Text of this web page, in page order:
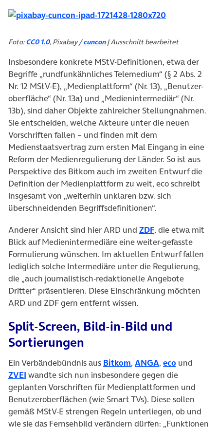
Foto:CC0 1.0, Pixabay /cuncon| Ausschnitt bearbeitet
Insbesondere konkrete MStV-Definitionen, etwa der
Begriffe „rundfunkähnliches Telemedium“ (§ 2 Abs. 2
Nr. 12 MStV-E), „Medienplattform“ (Nr. 13), „Benutzer-
oberfläche“ (Nr. 13a) und „Medienintermediär“ (Nr.
13b), sind daher Objekte zahlreicher Stellungnahmen.
Sie entscheiden, welche Akteure unter die neuen
Vorschriften fallen – und finden mit dem
Medienstaatsvertrag zum ersten Mal Eingang in eine
Reform der Medienregulierung der Länder. So ist aus
Perspektive des Bitkom auch im zweiten Entwurf die
Definition der Medienplattform zu weit, eco schreibt
insgesamt von „weiterhin unklaren bzw. sich
überschneidenden Begriffsdefinitionen“.
Anderer Ansicht sind hier ARD und ZDF(öffnet in neuem
, die etwa mit
Blick auf Medienintermediäre eine weiter-gefasste
Formulierung wünschen. Im aktuellen Entwurf fallen
lediglich solche Intermediäre unter die Regulierung,
die „auch journalistisch-redaktionelle Angebote
Dritter“ präsentieren. Diese Einschränkung möchten
ARD und ZDF gern entfernt wissen.
Split-Screen, Bild-in-Bild und
Sortierungen
Ein Verbändebündnis aus Bitkom(öffnet in neuem Tab)
, ANGA(öffnet in
, eco (öffnet in
und
ZVEI (öffnet in neuem Tab)
wandte sich nun insbesondere gegen die
geplanten Vorschriften für Medienplattformen und
Benutzeroberflächen (wie Smart TVs). Diese sollen
gemäß MStV-E strengen Regeln unterliegen, ob und
wie sie das Fernsehbild verändern dürfen: „Funktionen